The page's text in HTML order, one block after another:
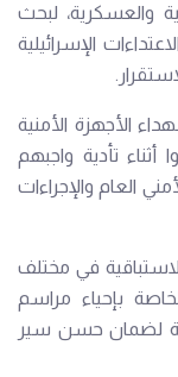
والعسكرية، لبحث
الإسرائيلية
الأجهزة الأمنية
تأدية واجبهم
العام والإجراءات
في مختلف
بإحياء مراسم
لضمان حسن سير